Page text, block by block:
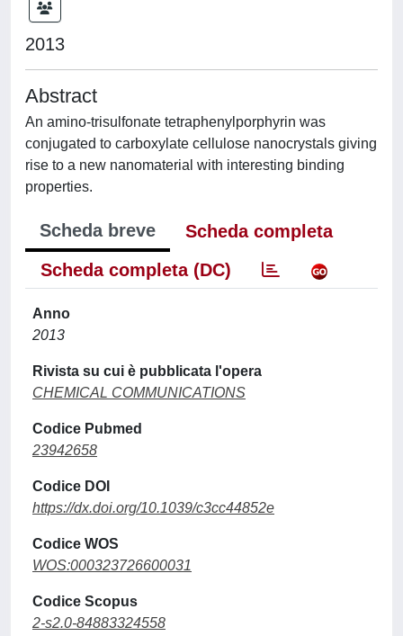
2013
Abstract
An amino-trisulfonate tetraphenylporphyrin was
conjugated to carboxylate cellulose nanocrystals giving
rise to a new nanomaterial with interesting binding
properties.
Scheda breve
Scheda completa
Scheda completa (DC)
Anno
2013
Rivista su cui è pubblicata l'opera
CHEMICAL COMMUNICATIONS
Codice Pubmed
23942658
Codice DOI
https://dx.doi.org/10.1039/c3cc44852e
Codice WOS
WOS:000323726600031
Codice Scopus
2-s2.0-84883324558